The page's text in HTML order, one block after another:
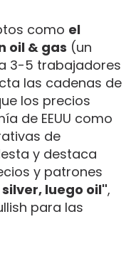
como el
oil & gas (un
3-5 trabajadores
las cadenas de
los precios
de EEUU como
de
y destaca
y patrones
luego oil",
para las